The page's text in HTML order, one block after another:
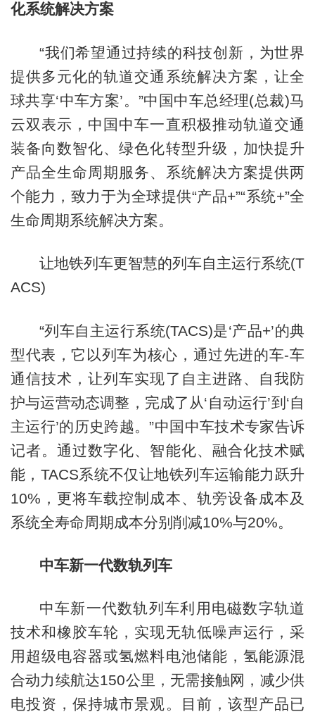
化系统解决方案
“我们希望通过持续的科技创新，为世界
提供多元化的轨道交通系统解决方案，让全
球共享‘中车方案’。”中国中车总经理(总裁)马
云双表示，中国中车一直积极推动轨道交通
装备向数智化、绿色化转型升级，加快提升
产品全生命周期服务、系统解决方案提供两
个能力，致力于为全球提供“产品+”“系统+”全
生命周期系统解决方案。
让地铁列车更智慧的列车自主运行系统(T
ACS)
“列车自主运行系统(TACS)是‘产品+’的典
型代表，它以列车为核心，通过先进的车-车
通信技术，让列车实现了自主进路、自我防
护与运营动态调整，完成了从‘自动运行’到‘自
主运行’的历史跨越。”中国中车技术专家告诉
记者。通过数字化、智能化、融合化技术赋
能，TACS系统不仅让地铁列车运输能力跃升
10%，更将车载控制成本、轨旁设备成本及
系统全寿命周期成本分别削减10%与20%。
中车新一代数轨列车
中车新一代数轨列车利用电磁数字轨道
技术和橡胶车轮，实现无轨低噪声运行，采
用超级电容器或氢燃料电池储能，氢能源混
合动力续航达150公里，无需接触网，减少供
电投资，保持城市景观。目前，该型产品已